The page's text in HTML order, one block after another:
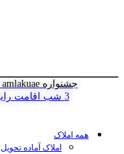
جشنواره amlakuae
3 شب اقامت رایگان هتل
همه املاک
املاک آماده تحویل